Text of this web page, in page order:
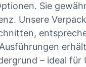
Sie
Unsere
– ideal